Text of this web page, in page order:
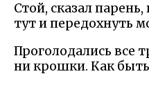
Стой, сказал
тут и передохнуть
Проголодались все
ни крошки. Как